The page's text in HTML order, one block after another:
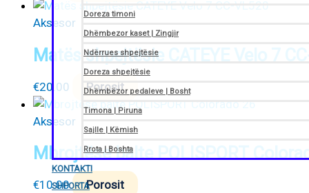
Doreza timoni
Dhëmbezor kaset | Zingjir
Ndërrues shpejtësie
Doreza shpejtësie
Dhëmbëzor pedaleve | Bosht
Timona | Piruna
Sajlle | Këmish
Rrota | Boshta
KONTAKTI
SHPORTA
Aksesor
Matës shpejtësie CATEYE Velo 7
€20.00 Porosit
Aksesor
Mbrojtëse balte POLISPORT
€10.00 Porosit